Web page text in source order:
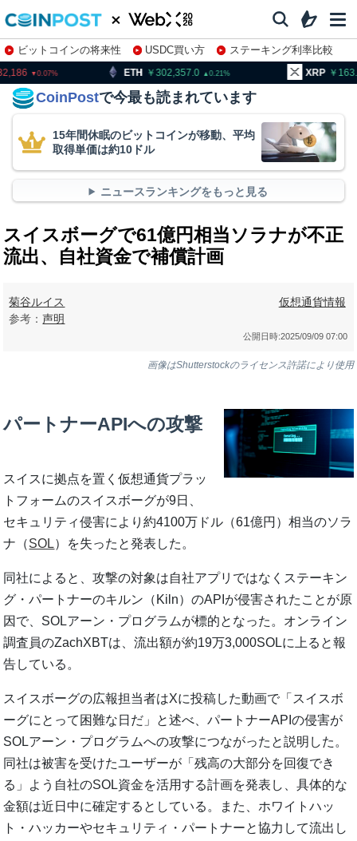
ビットコインの将来性 USDC買い方
ステーキング利率比較
株特集・関連銘柄
ETH 302,357.0 XRP 163.50
CoinPostで今最も読まれています
15年間休眠のビットコインが移動、平均
取得単価は約10ドル
ニュースランキングをもっと見る
スイスボーグで61億円相当ソラナが不正
流出、自社資金で補償計画
菊谷ルイス
参考：声明
仮想通貨情報
公開日時:2025/09/09 07:00
画像はShutterstockのライセンス許諾により使用
パートナーAPIへの攻撃
スイスに拠点を置く仮想通貨プラッ
トフォームのスイスボーグが9日、
セキュリティ侵害により約4100万ドル（61億円）相当のソラ
ナ（SOL）を失ったと発表した。
同社によると、攻撃の対象は自社アプリではなくステーキン
グ・パートナーのキルン（Kiln）のAPIが侵害されたことが原
因で、SOLアーン・プログラムが標的となった。オンライン
調査員のZachXBTは、流出額が約19万3,000SOLに上ると報
告している。
スイスボーグの広報担当者はXに投稿した動画で「スイスボ
ーグにとって困難な日だ」と述べ、パートナーAPIの侵害が
SOLアーン・プログラムへの攻撃につながったと説明した。
同社は被害を受けたユーザーが「残高の大部分を回復でき
る」よう自社のSOL資金を活用する計画を発表し、具体的な
金額は近日中に確定するとしている。また、ホワイトハッ
ト・ハッカーやセキュリティ・パートナーと協力して流出し